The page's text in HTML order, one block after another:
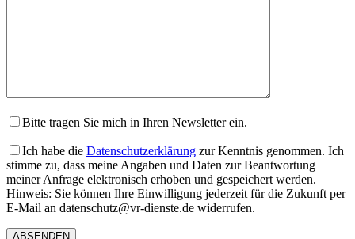
Bitte tragen Sie mich in Ihren Newsletter ein.
Ich habe die Datenschutzerklärung zur Kenntnis genommen. Ich
stimme zu, dass meine Angaben und Daten zur Beantwortung
meiner Anfrage elektronisch erhoben und gespeichert werden.
Hinweis: Sie können Ihre Einwilligung jederzeit für die Zukunft per
E-Mail an datenschutz@vr-dienste.de widerrufen.